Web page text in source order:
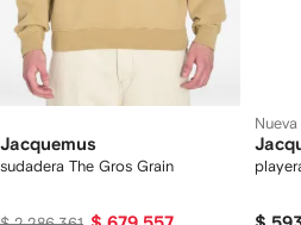
Jacquemus
sudadera The Gros Grain